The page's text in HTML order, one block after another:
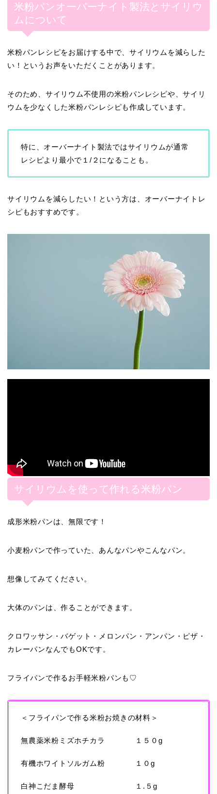
米粉パンオーバーナイト製法とサイリウ
ムについて
米粉パンレシピをお届けする中で、サイリウムを減らした
い！というお声をいただくことがあります。
そのため、サイリウム不使用の米粉パンレシピや、サイリ
ウムを少なくした米粉パンレシピも作成しています。
特に、オーバーナイト製法ではサイリウムが通常
レシピより最小で１/２になることも。
サイリウムを減らしたい！という方は、オーバーナイトレ
シピもおすすめです。
サイリウムを使って作れる米粉パン
成形米粉パンは、無限です！
小麦粉パンで作っていた、あんなパンやこんなパン。
想像してみてください。
大体のパンは、作ることができます。
クロワッサン・バゲット・メロンパン・アンパン・ピザ・
カレーパンなんでもOKです。
フライパンで作るお手軽米粉パンも♡
＜フライパンで作る米粉お焼きの材料＞
無農薬米粉ミズホチカラ １５０g
有機ホワイトソルガム粉 １０g
白神こだま酵母 １.５g